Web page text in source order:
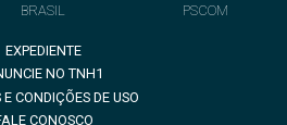
BRASIL
PSCOM
EXPEDIENTE
NO TNH1
CONDIÇÕES DE USO
CONOSCO